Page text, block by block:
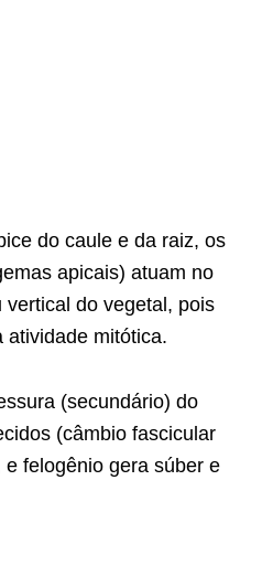
do caule e da raiz, os
apicais) atuam no
do vegetal, pois
atividade mitótica.
(secundário) do
(câmbio fascicular
felogênio gera súber e